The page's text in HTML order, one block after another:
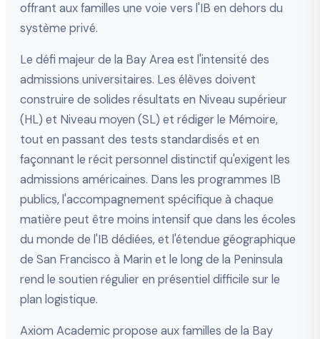
offrant aux familles une voie vers l'IB en dehors du
système privé.
Le défi majeur de la Bay Area est l'intensité des
admissions universitaires. Les élèves doivent
construire de solides résultats en Niveau supérieur
(HL) et Niveau moyen (SL) et rédiger le Mémoire,
tout en passant des tests standardisés et en
façonnant le récit personnel distinctif qu'exigent les
admissions américaines. Dans les programmes IB
publics, l'accompagnement spécifique à chaque
matière peut être moins intensif que dans les écoles
du monde de l'IB dédiées, et l'étendue géographique
de San Francisco à Marin et le long de la Peninsula
rend le soutien régulier en présentiel difficile sur le
plan logistique.
Axiom Academic propose aux familles de la Bay